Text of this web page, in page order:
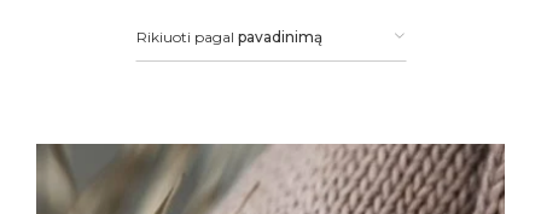
Rikiuoti pagal pavadinimą